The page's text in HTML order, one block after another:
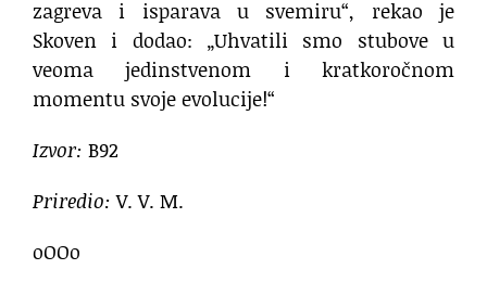
zagreva i isparava u svemiru“, rekao je
Skoven i dodao: „Uhvatili smo stubove u
veoma jedinstvenom i kratkoročnom
momentu svoje evolucije!“
Izvor: B92
Priredio:V. V. M.
oOOo